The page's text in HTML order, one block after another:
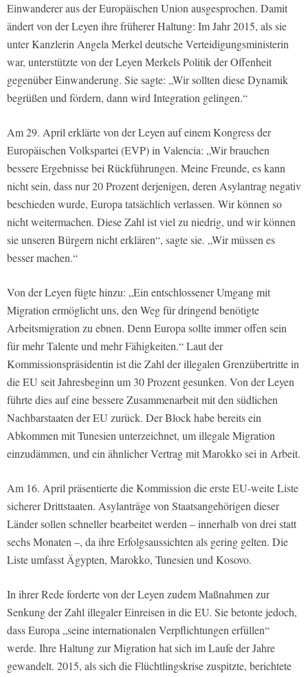
Einwanderer aus der Europäischen Union ausgesprochen. Damit
ändert von der Leyen ihre früherer Haltung: Im Jahr 2015, als sie
unter Kanzlerin Angela Merkel deutsche Verteidigungsministerin
war, unterstützte von der Leyen Merkels Politik der Offenheit
gegenüber Einwanderung. Sie sagte: „Wir sollten diese Dynamik
begrüßen und fördern, dann wird Integration gelingen.“
Am 29. April erklärte von der Leyen auf einem Kongress der
Europäischen Volkspartei (EVP) in Valencia: „Wir brauchen
bessere Ergebnisse bei Rückführungen. Meine Freunde, es kann
nicht sein, dass nur 20 Prozent derjenigen, deren Asylantrag negativ
beschieden wurde, Europa tatsächlich verlassen. Wir können so
nicht weitermachen. Diese Zahl ist viel zu niedrig, und wir können
sie unseren Bürgern nicht erklären“, sagte sie. „Wir müssen es
besser machen.“
Von der Leyen fügte hinzu: „Ein entschlossener Umgang mit
Migration ermöglicht uns, den Weg für dringend benötigte
Arbeitsmigration zu ebnen. Denn Europa sollte immer offen sein
für mehr Talente und mehr Fähigkeiten.“ Laut der
Kommissionspräsidentin ist die Zahl der illegalen Grenzübertritte in
die EU seit Jahresbeginn um 30 Prozent gesunken. Von der Leyen
führte dies auf eine bessere Zusammenarbeit mit den südlichen
Nachbarstaaten der EU zurück. Der Block habe bereits ein
Abkommen mit Tunesien unterzeichnet, um illegale Migration
einzudämmen, und ein ähnlicher Vertrag mit Marokko sei in Arbeit.
Am 16. April präsentierte die Kommission die erste EU-weite Liste
sicherer Drittstaaten. Asylanträge von Staatsangehörigen dieser
Länder sollen schneller bearbeitet werden – innerhalb von drei statt
sechs Monaten –, da ihre Erfolgsaussichten als gering gelten. Die
Liste umfasst Ägypten, Marokko, Tunesien und Kosovo.
In ihrer Rede forderte von der Leyen zudem Maßnahmen zur
Senkung der Zahl illegaler Einreisen in die EU. Sie betonte jedoch,
dass Europa „seine internationalen Verpflichtungen erfüllen“
werde. Ihre Haltung zur Migration hat sich im Laufe der Jahre
gewandelt. 2015, als sich die Flüchtlingskrise zuspitzte, berichtete